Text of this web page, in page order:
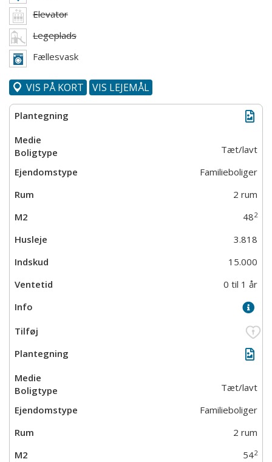
Elevator
Legeplads
Fællesvask
VIS PÅ KORT VIS LEJEMÅL
Tæt/lavt
Familieboliger
2 rum
482
3.818
15.000
0 til 1 år
Tæt/lavt
Familieboliger
2 rum
542